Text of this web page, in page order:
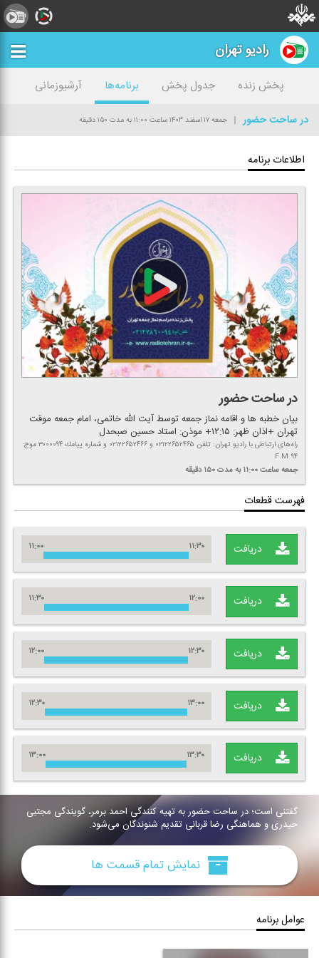
رادیو تهران
پخش زنده جدول پخش برنامه‌ها
آرشیوزمانی
در ساحت حضور
جمعه ۱۷ اسفند ۱۴۰۳ ساعت ۱۱:۰۰ به مدت ۱۵۰ دقیقه
اطلاعات برنامه
در ساحت حضور
بیان خطبه ها و اقامه نماز جمعه توسط آیت الله خاتمی، امام جمعه موقت
تهران +اذان ظهر: ۱۲:۱۵+ موذن: استاد حسین صبحدل
راه‌های ارتباطی با رادیو تهران: تلفن ۰۲۱۲۲۶۵۲۴۶۵ و ۰۲۱۲۲۶۵۲۴۶۶ و شماره پیامك ۳۰۰۰۰۹۴ موج:
F.M ۹۴
جمعهساعت ۱۱:۰۰ به مدت ۱۵۰ دقیقه
فهرست قطعات
دریافت ۱۱:۰۰ ۱۱:۳۰
دریافت ۱۱:۳۰ ۱۲:۰۰
دریافت ۱۲:۰۰ ۱۲:۳۰
دریافت ۱۲:۳۰ ۱۳:۰۰
دریافت ۱۳:۰۰ ۱۳:۳۰
گفتنی است؛ در ساحت حضور به تهیه كنندگی احمد برمر، گویندگی مجتبی
حیدری و هماهنگی رضا قربانی تقدیم شنوندگان می‌شود.
نمایش تمام قسمت ها
عوامل برنامه